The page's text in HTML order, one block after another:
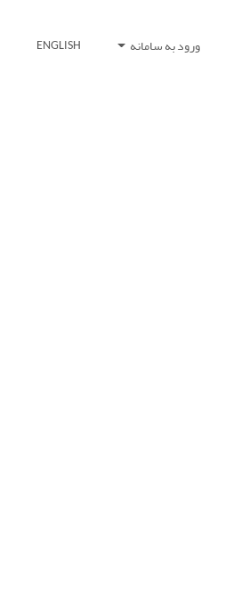
ورود به سامانه ENGLISH